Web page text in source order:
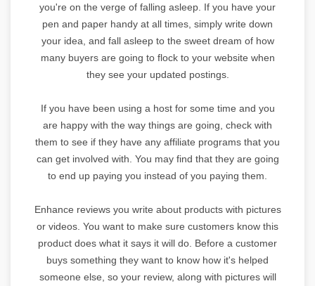
you're on the verge of falling asleep. If you have your
pen and paper handy at all times, simply write down
your idea, and fall asleep to the sweet dream of how
many buyers are going to flock to your website when
they see your updated postings.
If you have been using a host for some time and you
are happy with the way things are going, check with
them to see if they have any affiliate programs that you
can get involved with. You may find that they are going
to end up paying you instead of you paying them.
Enhance reviews you write about products with pictures
or videos. You want to make sure customers know this
product does what it says it will do. Before a customer
buys something they want to know how it's helped
someone else, so your review, along with pictures will